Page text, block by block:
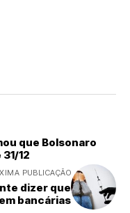
que Bolsonaro
12
PUBLICAÇÃO
dizer que
bancárias